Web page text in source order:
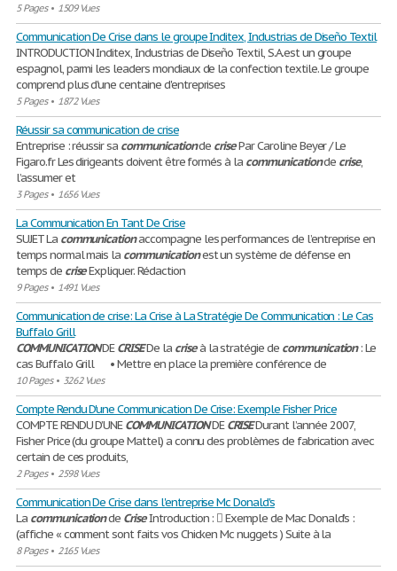
5 Pages• 1509 Vues
Communication De Crise dans le groupe Inditex, Industrias de Diseño Textil
INTRODUCTION Inditex, Industrias de Diseño Textil, S.A.est un groupe
espagnol, parmi les leaders mondiaux de la confection textile. Le groupe
comprend plus d'une centaine d'entreprises
5 Pages• 1872 Vues
Réussir sa communication de crise
Entreprise : réussir sa communicationde crisePar Caroline Beyer / Le
Figaro.fr Les dirigeants doivent être formés à la communicationde crise,
l’assumer et
3 Pages• 1656 Vues
La Communication En Tant De Crise
SUJET La communicationaccompagne les performances de l’entreprise en
temps normal mais la communicationest un système de défense en
temps de criseExpliquer. Rédaction
9 Pages• 1491 Vues
Communication de crise: La Crise à La Stratégie De Communication : Le Cas
Buffalo Grill
COMMUNICATIONDECRISEDe la criseà la stratégie de communication: Le
cas Buffalo Grill • Mettre en place la première conférence de
10 Pages• 3262 Vues
Compte Rendu D'une Communication De Crise: Exemple Fisher Price
COMPTE RENDU D’UNECOMMUNICATIONDECRISEDurant l’année 2007,
Fisher Price (du groupe Mattel) a connu des problèmes de fabrication avec
certain de ces produits,
2 Pages• 2598 Vues
Communication De Crise dans l'entreprise Mc Donald's
La communicationde CriseIntroduction :  Exemple de Mac Donald’s :
(affiche « comment sont faits vos Chicken Mc nuggets ) Suite à la
8 Pages• 2165 Vues